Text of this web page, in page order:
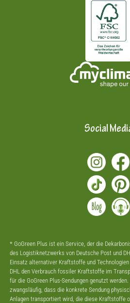
Social
* GoGreen Plus ist ein Service, der die
des Logistiknetzwerks von Deutsche Post und
Einsatz alternativer Kraftstoffe und
DHL den Verbrauch fossiler Kraftstoffe im
für die GoGreen Plus-Sendungen genutzt
zwangsläufig, dass die konkrete Sendung
Anlagen transportiert wird, die diese Kraftstoffe